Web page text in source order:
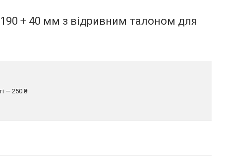
190 + 40 мм з відривним талоном для
— 250 ₴